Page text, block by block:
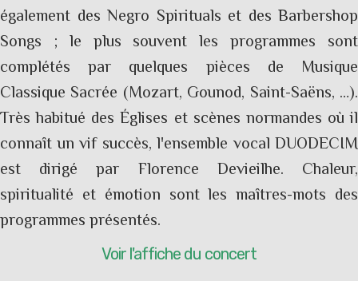
également des Negro Spirituals et des Barbershop
Songs ; le plus souvent les programmes sont
complétés par quelques pièces de Musique
Classique Sacrée (Mozart, Gounod, Saint-Saëns, …).
Très habitué des Églises et scènes normandes où il
connaît un vif succès, l'ensemble vocal DUODECIM
est dirigé par Florence Devieilhe. Chaleur,
spiritualité et émotion sont les maîtres-mots des
programmes présentés.
Voir l'affiche du concert